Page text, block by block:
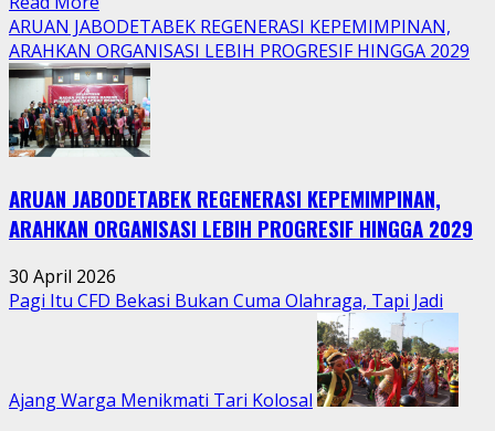
more
about
Tradisi
Sedekah
Bumi
Hidupkan
Warga
Jatimurni
di
Tengah
Aktivitas
Perkotaan
ARUAN JABODETABEK REGENERASI KEPEMIMPINAN,
ARAHKAN ORGANISASI LEBIH PROGRESIF HINGGA 2029
ARUAN JABODETABEK REGENERASI KEPEMIMPINAN,
ARAHKAN ORGANISASI LEBIH PROGRESIF HINGGA 2029
30 April 2026
Pagi Itu CFD Bekasi Bukan Cuma Olahraga, Tapi Jadi
Ajang Warga Menikmati Tari Kolosal